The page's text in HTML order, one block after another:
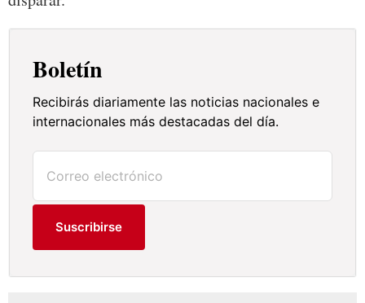
Boletín
Recibirás diariamente las noticias nacionales e
internacionales más destacadas del día.
Suscribirse